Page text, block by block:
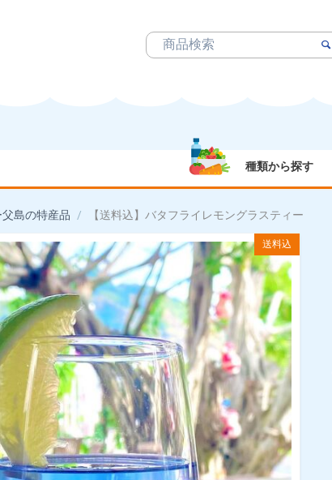
種類から探す
父島の特産品 / 【送料込】バタフライレモングラスティー
送料込